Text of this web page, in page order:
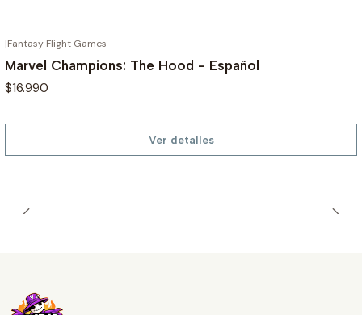
|Fantasy Flight Games
Marvel Champions: The Hood - Español
$16.990
Ver detalles